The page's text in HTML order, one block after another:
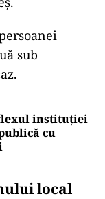
sub
instituției
cu
local